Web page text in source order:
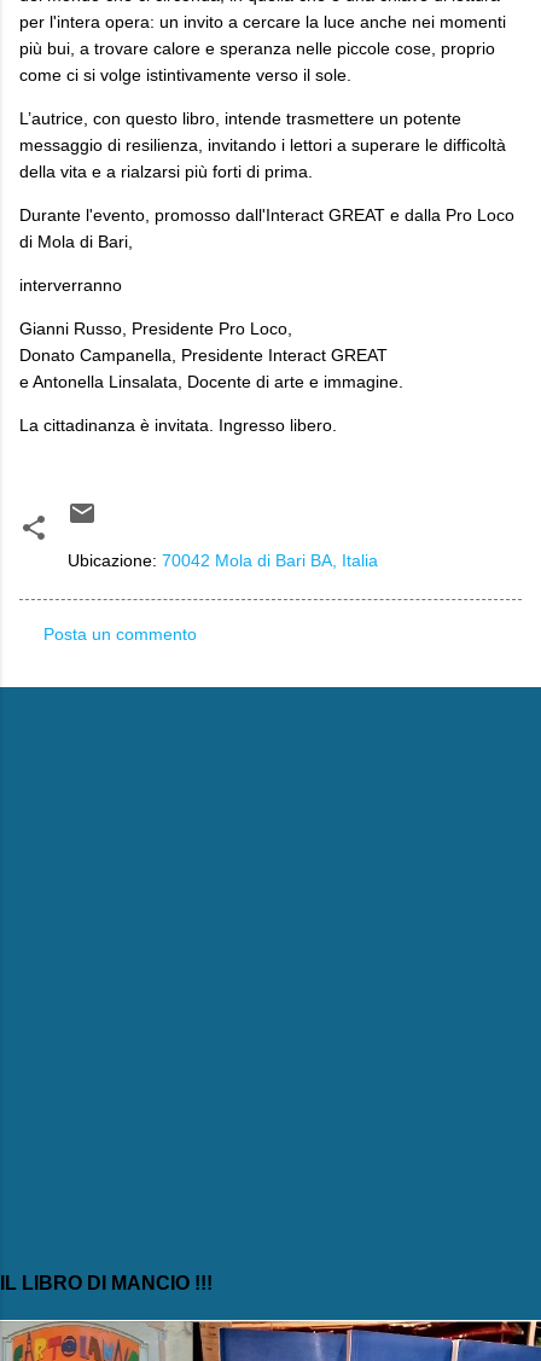
per l'intera opera: un invito a cercare la luce anche nei momenti
più bui, a trovare calore e speranza nelle piccole cose, proprio
come ci si volge istintivamente verso il sole.
L’autrice, con questo libro, intende trasmettere un potente
messaggio di resilienza, invitando i lettori a superare le difficoltà
della vita e a rialzarsi più forti di prima.
Durante l'evento, promosso dall'Interact GREAT e dalla Pro Loco
di Mola di Bari,
interverranno
Gianni Russo, Presidente Pro Loco,
Donato Campanella, Presidente Interact GREAT
e Antonella Linsalata, Docente di arte e immagine.
La cittadinanza è invitata. Ingresso libero.
Ubicazione: 70042 Mola di Bari BA, Italia
o
Posta un commento
IL LIBRO DI MANCIO !!!